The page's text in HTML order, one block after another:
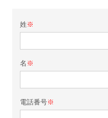
姓※
名 ※
電話番号※